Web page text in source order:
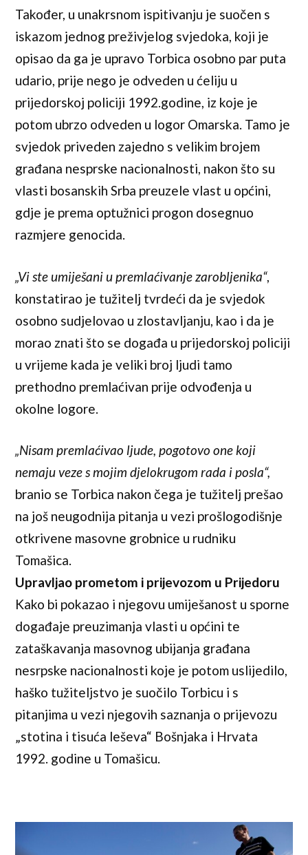
Također, u unakrsnom ispitivanju je suočen s
iskazom jednog preživjelog svjedoka, koji je
opisao da ga je upravo Torbica osobno par puta
udario, prije nego je odveden u ćeliju u
prijedorskoj policiji 1992.godine, iz koje je
potom ubrzo odveden u logor Omarska. Tamo je
svjedok priveden zajedno s velikim brojem
građana nesprske nacionalnosti, nakon što su
vlasti bosanskih Srba preuzele vlast u općini,
gdje je prema optužnici progon dosegnuo
razmjere genocida.
„Vi ste umiješani u premlaćivanje zarobljenika“,
konstatirao je tužitelj tvrdeći da je svjedok
osobno sudjelovao u zlostavljanju, kao i da je
morao znati što se događa u prijedorskoj policiji
u vrijeme kada je veliki broj ljudi tamo
prethodno premlaćivan prije odvođenja u
okolne logore.
„Nisam premlaćivao ljude, pogotovo one koji
nemaju veze s mojim djelokrugom rada i posla“,
branio se Torbica nakon čega je tužitelj prešao
na još neugodnija pitanja u vezi prošlogodišnje
otkrivene masovne grobnice u rudniku
Tomašica.
Upravljao prometom i prijevozom u Prijedoru
Kako bi pokazao i njegovu umiješanost u sporne
događaje preuzimanja vlasti u općini te
zataškavanja masovnog ubijanja građana
nesrpske nacionalnosti koje je potom uslijedilo,
haško tužiteljstvo je suočilo Torbicu i s
pitanjima u vezi njegovih saznanja o prijevozu
„stotina i tisuća leševa“ Bošnjaka i Hrvata
1992. godine u Tomašicu.